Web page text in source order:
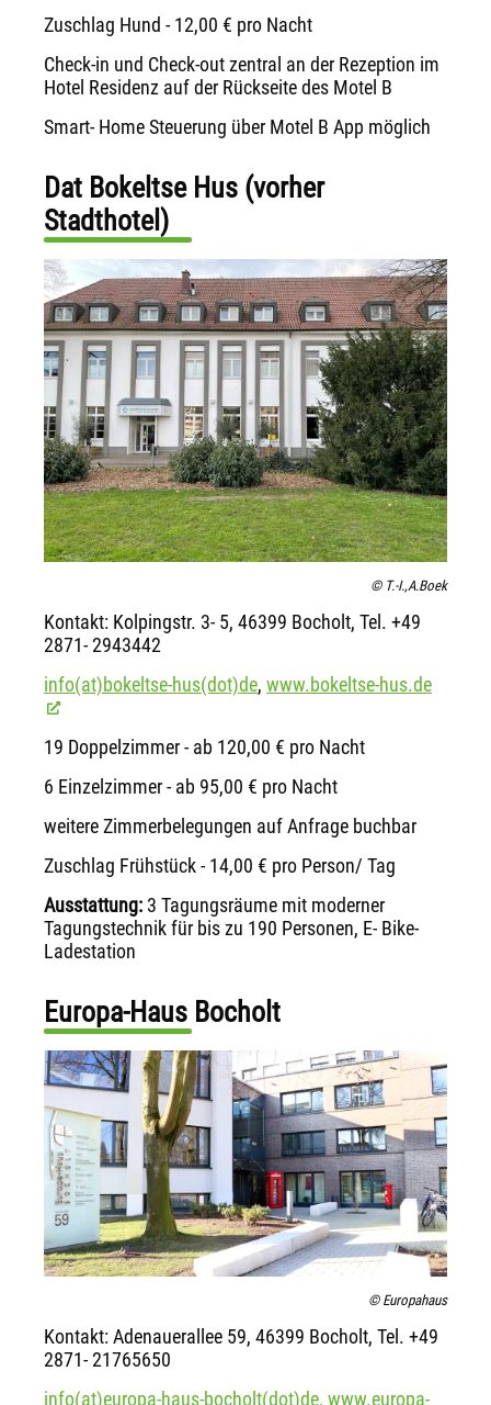
Zuschlag Hund - 12,00 € pro Nacht
Check-in und Check-out zentral an der Rezeption im
Hotel Residenz auf der Rückseite des Motel B
Smart- Home Steuerung über Motel B App möglich
Dat Bokeltse Hus (vorher
Stadthotel)
© T.-I.,A.Boek
Kontakt: Kolpingstr. 3- 5, 46399 Bocholt, Tel. +49
2871- 2943442
info(at)bokeltse-hus(dot)de, www.bokeltse-hus.de
19 Doppelzimmer - ab 120,00 € pro Nacht
6 Einzelzimmer - ab 95,00 € pro Nacht
weitere Zimmerbelegungen auf Anfrage buchbar
Zuschlag Frühstück - 14,00 € pro Person/ Tag
Ausstattung: 3 Tagungsräume mit moderner
Tagungstechnik für bis zu 190 Personen, E- Bike-
Ladestation
Europa-Haus Bocholt
© Europahaus
Kontakt: Adenauerallee 59, 46399 Bocholt, Tel. +49
2871- 21765650
info(at)europa-haus-bocholt(dot)de, www.europa-